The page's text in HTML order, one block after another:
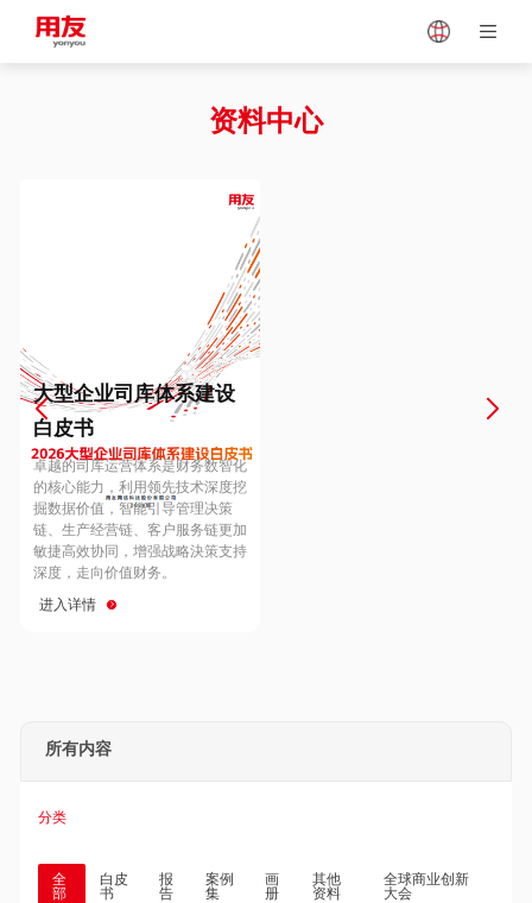
Vietnam
Europe
Hungary
Hong Kong
资料中心
大型企业司库体系建设
白皮书
卓越的司库运营体系是财务数智化
的核心能力，利用领先技术深度挖
掘数据价值，智能引导管理决策
链、生产经营链、客户服务链更加
敏捷高效协同，增强战略決策支持
深度，走向价值财务。
进入详情
所有内容
分类
全
部
白皮
书
报
告
案例
集
画
册
其他
资料
全球商业创新
大会